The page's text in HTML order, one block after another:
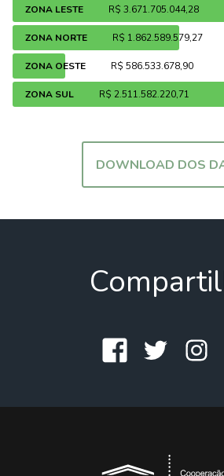
ZONA LESTE R$ 3.671.705.044,28
ZONA NORTE R$ 1.862.589.579,27
ZONA OESTE R$ 586.533.678,90
ZONA SUL R$ 2.511.582.220,71
DOWNLOAD DOS